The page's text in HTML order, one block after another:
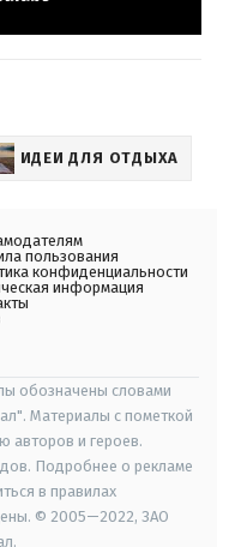
ИДЕИ ДЛЯ ОТДЫХА
пользования
конфиденциальности
информация
обозначены словами
Материалы с пометкой
авторов и героев.
Подробнее о рекламе
в правилах
© 2005—2022, ЗАО